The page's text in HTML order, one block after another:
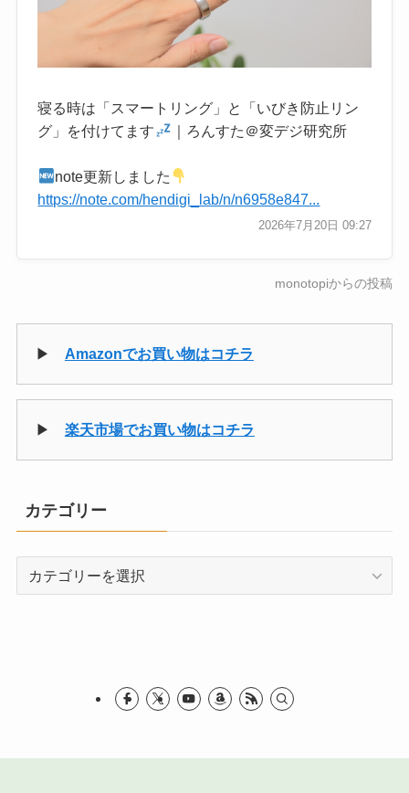
寝る時は「スマートリング」と「いびき防止リン
グ」を付けてます
｜ろんすた＠変デジ研究所
note更新しました
https://note.com/hendigi_lab/n/n6958e847...
2026年7月20日 09:27
monotopiからの投稿
▶ Amazonでお買い物はコチラ
▶ 楽天市場でお買い物はコチラ
カテゴリー